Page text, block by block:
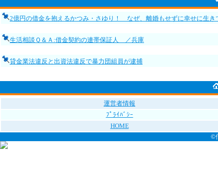
2億円の借金を抱えるかつみ・さゆり！ なぜ、離婚もせずに幸せに生き
生活相談Ｑ＆Ａ:借金契約の連帯保証人 ／兵庫
貸金業法違反と出資法違反で暴力団組員が逮捕
運営者情報
ﾌﾟﾗｲﾊﾞｼｰ
HOME
©